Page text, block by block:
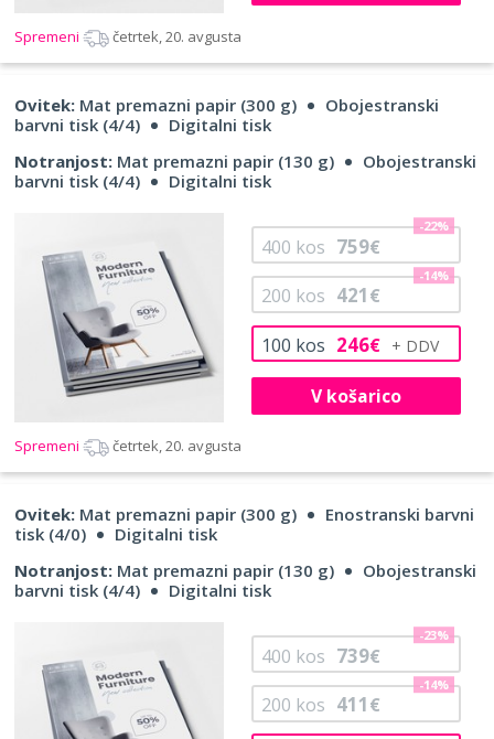
Spremeni četrtek, 20. avgusta
Ovitek: Mat premazni papir (300 g)
Obojestranski
barvni tisk (4/4)
Digitalni tisk
Notranjost: Mat premazni papir (130 g)
Obojestranski
barvni tisk (4/4)
Digitalni tisk
100 kos 246€
200 kos 421€
-14%
400 kos 759€
-22%
V košarico
Spremeni četrtek, 20. avgusta
Ovitek: Mat premazni papir (300 g)
Enostranski barvni
tisk (4/0)
Digitalni tisk
Notranjost: Mat premazni papir (130 g)
Obojestranski
barvni tisk (4/4)
Digitalni tisk
200 kos 411€
-14%
400 kos 739€
-23%